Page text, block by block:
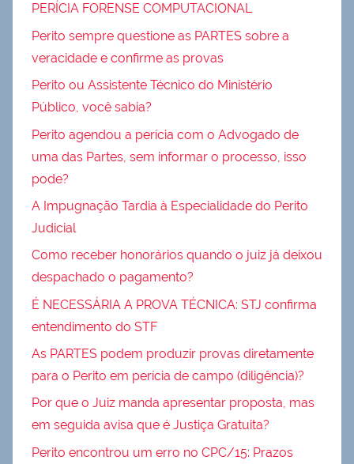
PERÍCIA FORENSE COMPUTACIONAL
Perito sempre questione as PARTES sobre a
veracidade e confirme as provas
Perito ou Assistente Técnico do Ministério
Público, você sabia?
Perito agendou a perícia com o Advogado de
uma das Partes, sem informar o processo, isso
pode?
A Impugnação Tardia à Especialidade do Perito
Judicial
Como receber honorários quando o juiz já deixou
despachado o pagamento?
É NECESSÁRIA A PROVA TÉCNICA: STJ confirma
entendimento do STF
As PARTES podem produzir provas diretamente
para o Perito em perícia de campo (diligência)?
Por que o Juiz manda apresentar proposta, mas
em seguida avisa que é Justiça Gratuita?
Perito encontrou um erro no CPC/15: Prazos